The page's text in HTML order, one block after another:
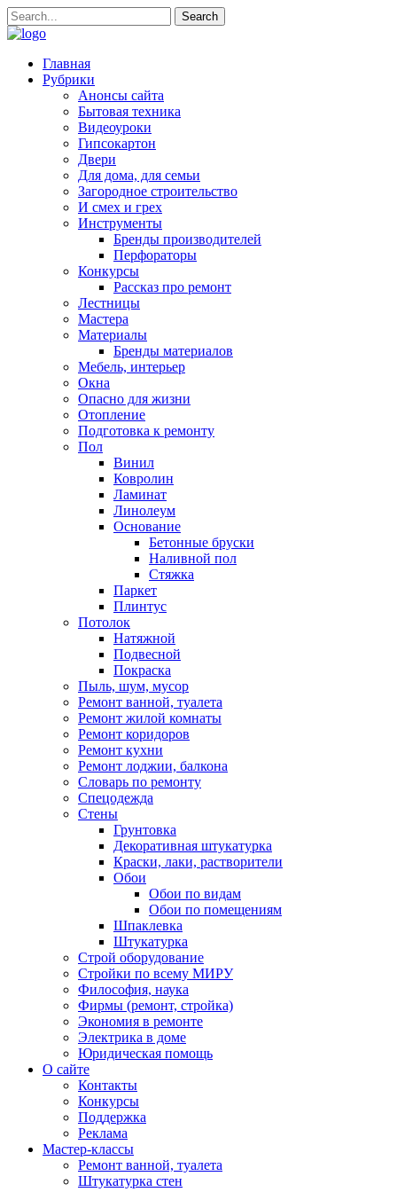
Главная
Рубрики
Анонсы сайта
Бытовая техника
Видеоуроки
Гипсокартон
Двери
Для дома, для семьи
Загородное строительство
И смех и грех
Инструменты
Бренды производителей
Перфораторы
Конкурсы
Рассказ про ремонт
Лестницы
Мастера
Материалы
Бренды материалов
Мебель, интерьер
Окна
Опасно для жизни
Отопление
Подготовка к ремонту
Пол
Винил
Ковролин
Ламинат
Линолеум
Основание
Бетонные бруски
Наливной пол
Стяжка
Паркет
Плинтус
Потолок
Натяжной
Подвесной
Покраска
Пыль, шум, мусор
Ремонт ванной, туалета
Ремонт жилой комнаты
Ремонт коридоров
Ремонт кухни
Ремонт лоджии, балкона
Словарь по ремонту
Спецодежда
Стены
Грунтовка
Декоративная штукатурка
Краски, лаки, растворители
Обои
Обои по видам
Обои по помещениям
Шпаклевка
Штукатурка
Строй оборудование
Стройки по всему МИРУ
Философия, наука
Фирмы (ремонт, стройка)
Экономия в ремонте
Электрика в доме
Юридическая помощь
О сайте
Контакты
Конкурсы
Поддержка
Реклама
Мастер-классы
Ремонт ванной, туалета
Штукатурка стен